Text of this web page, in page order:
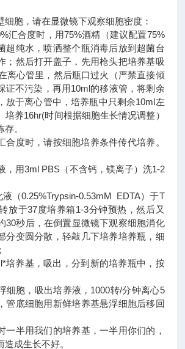
胞，请在显微镜下观察细胞密度：
合度时，用75%酒精（建议配置75%
超纯水，喷洒整个瓶消毒后放到超菌台
；然后打开盖子，先用枪头把培养基吸
离心管里，然后瓶口过火（严禁直接倾
证不污染，再用10ml的移液管，将剩余
放于离心管中，培养瓶中只剩余10ml左
培养16hr(时间根据细胞生长情况调整）
。
度时，请按细胞培养条件传代培养。
用3ml PBS（不含钙，镁离子）洗1-2
0.25%Trypsin-0.53mM EDTA）于T
放于37度培养箱1-3分钟预热，然后又
30秒后，在倒置显微镜下观察细胞消化
分变圆分散，轻敲几下培养培养瓶，细
养基，吸出，分到新的培养瓶中，按
胞，吸出培养液，1000转/分钟离心5
管底细胞用新鲜培养基悬浮细胞后移回
半用我们的培养基，一半用你们的，
成生长不好。